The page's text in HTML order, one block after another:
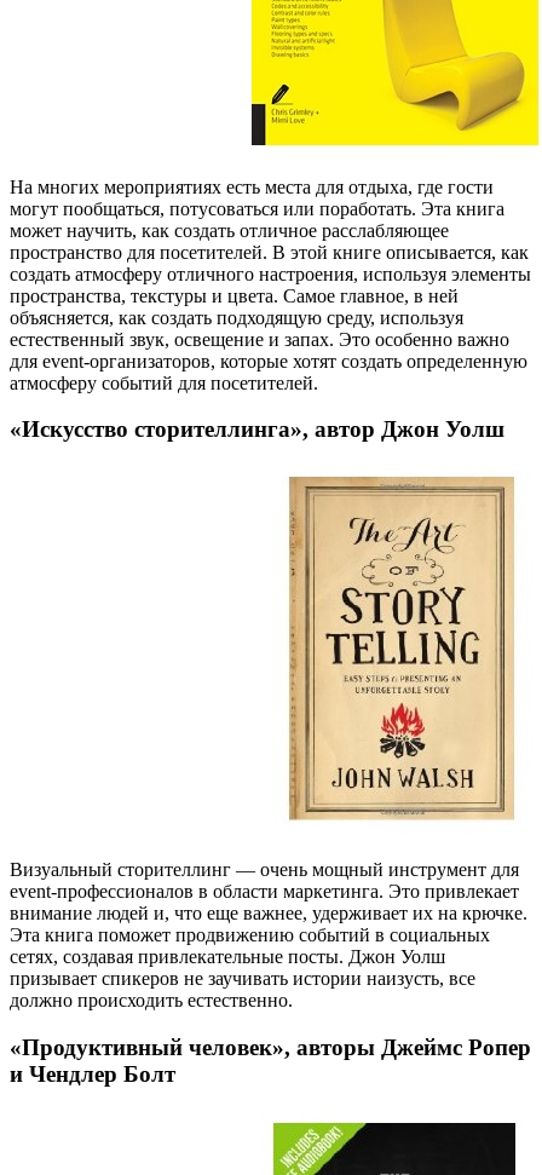
На многих мероприятиях есть места для отдыха, где гости
могут пообщаться, потусоваться или поработать. Эта книга
может научить, как создать отличное расслабляющее
пространство для посетителей. В этой книге описывается, как
создать атмосферу отличного настроения, используя элементы
пространства, текстуры и цвета. Самое главное, в ней
объясняется, как создать подходящую среду, используя
естественный звук, освещение и запах. Это особенно важно
для event-организаторов, которые хотят создать определенную
атмосферу событий для посетителей.
«Искусство сторителлинга», автор Джон Уолш
Визуальный сторителлинг — очень мощный инструмент для
event-профессионалов в области маркетинга. Это привлекает
внимание людей и, что еще важнее, удерживает их на крючке.
Эта книга поможет продвижению событий в социальных
сетях, создавая привлекательные посты. Джон Уолш
призывает спикеров не заучивать истории наизусть, все
должно происходить естественно.
«Продуктивный человек», авторы Джеймс Ропер
и Чендлер Болт